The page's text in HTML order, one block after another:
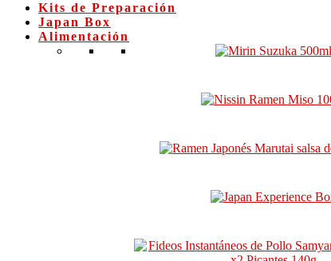
Kits de Preparación
Japan Box
Alimentación